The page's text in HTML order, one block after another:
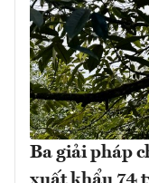
Ba giải pháp